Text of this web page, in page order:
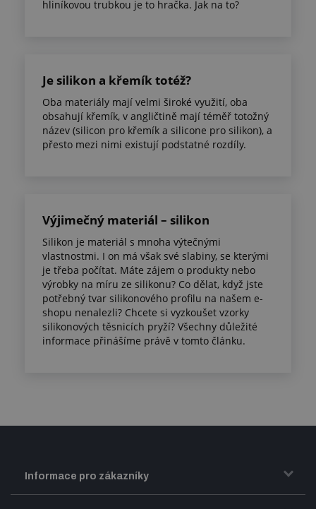
hliníkovou trubkou je to hračka. Jak na to?
Je silikon a křemík totéž?
Oba materiály mají velmi široké využití, oba
obsahují křemík, v angličtině mají téměř totožný
název (silicon pro křemík a silicone pro silikon), a
přesto mezi nimi existují podstatné rozdíly.
Výjimečný materiál – silikon
Silikon je materiál s mnoha výtečnými
vlastnostmi. I on má však své slabiny, se kterými
je třeba počítat. Máte zájem o produkty nebo
výrobky na míru ze silikonu? Co dělat, když jste
potřebný tvar silikonového profilu na našem e-
shopu nenalezli? Chcete si vyzkoušet vzorky
silikonových těsnicích pryží? Všechny důležité
informace přinášíme právě v tomto článku.
Informace pro zákazníky